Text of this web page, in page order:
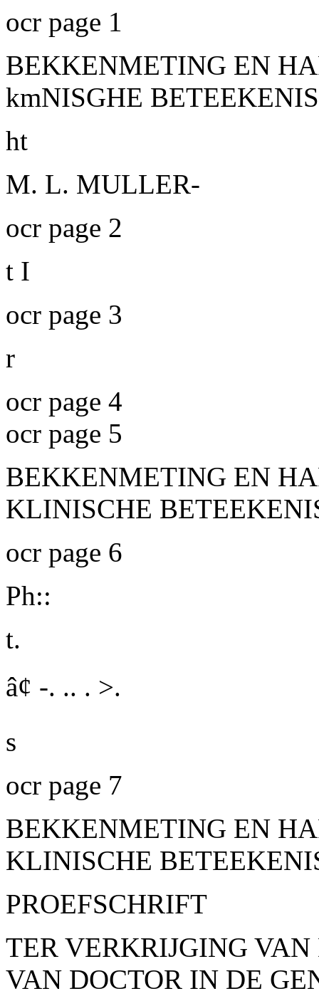
ocr page 1
BEKKENMETING EN
kmNISGHE
ht
M. L. MULLER-
ocr page 2
t I
ocr page 3
r
ocr page 4
ocr page 5
BEKKENMETING EN
KLINISCHE
ocr page 6
Ph::
t.
â¢ -. .. . >.
s
ocr page 7
BEKKENMETING EN
KLINISCHE
PROEFSCHRIFT
TER VERKRIJGING
VAN DOCTOR IN DE